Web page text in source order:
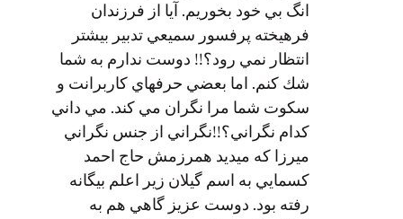
انگ بي خود بخوريم. آيا از فرزندان
فرهيخته پرفسور سميعي تدبير بيشتر
انتظار نمي رود؟!! دوست ندارم به شما
شك كنم. اما بعضي حرفهاي كاربرانت و
سكوت شما مرا نگران مي كند. مي داني
كدام نگراني؟!!نگراني از جنس نگراني
ميرزا كه ميديد همرزمش حاج احمد
كسمايي به اسم گيلان زير اعلم بيگانه
رفته بود. دوست عزيز گاهي هم به